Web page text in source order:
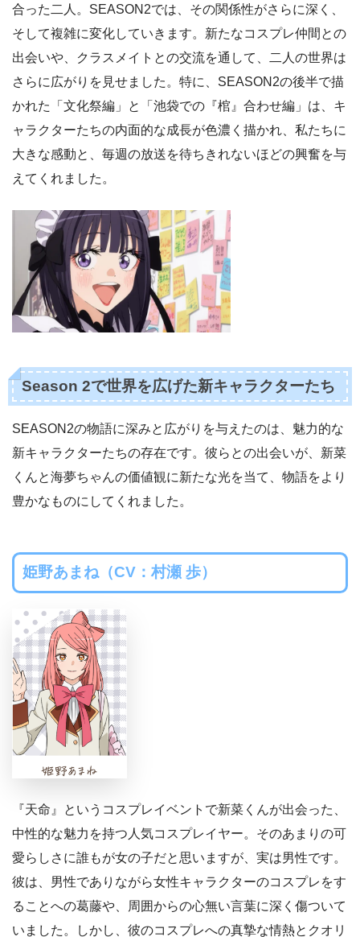
合った二人。SEASON2では、その関係性がさらに深く、
そして複雑に変化していきます。新たなコスプレ仲間との
出会いや、クラスメイトとの交流を通して、二人の世界は
さらに広がりを見せました。特に、SEASON2の後半で描
かれた「文化祭編」と「池袋での『棺』合わせ編」は、キ
ャラクターたちの内面的な成長が色濃く描かれ、私たちに
大きな感動と、毎週の放送を待ちきれないほどの興奮を与
えてくれました。
Season 2で世界を広げた新キャラクターたち
SEASON2の物語に深みと広がりを与えたのは、魅力的な
新キャラクターたちの存在です。彼らとの出会いが、新菜
くんと海夢ちゃんの価値観に新たな光を当て、物語をより
豊かなものにしてくれました。
姫野あまね（CV：村瀬 歩）
『天命』というコスプレイベントで新菜くんが出会った、
中性的な魅力を持つ人気コスプレイヤー。そのあまりの可
愛らしさに誰もが女の子だと思いますが、実は男性です。
彼は、男性でありながら女性キャラクターのコスプレをす
ることへの葛藤や、周囲からの心無い言葉に深く傷ついて
いました。しかし、彼のコスプレへの真摯な情熱とクオリ